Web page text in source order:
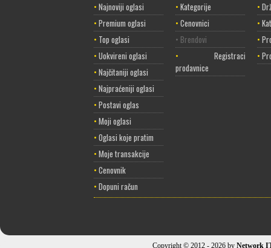
• Najnoviji oglasi
• Premium oglasi
• Top oglasi
• Uokvireni oglasi
• Najčitaniji oglasi
• Najpraćeniji oglasi
• Postavi oglas
• Moji oglasi
• Oglasi koje pratim
• Moje transakcije
• Cenovnik
• Dopuni račun
• Kategorije
• Cenovnici
• Brendovi
• Registracija
prodavnice
•
•
•
•
Copyright © 2012 - 2026 by Network